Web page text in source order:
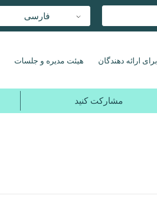
فارسی
برای ارائه دهندگان هیئت مدیره و جلسات
مشارکت کنید